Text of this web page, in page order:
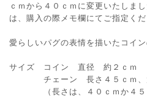
ｃｍから４０ｃｍに変更いたしま
は、購入の際メモ欄にてご指定くだ
愛らしいパグの表情を描いたコイン
サイズ コイン 直径 約２ｃｍ
チェーン 長さ４５ｃｍ、太
（長さは、４０ｃｍか４５ｃ